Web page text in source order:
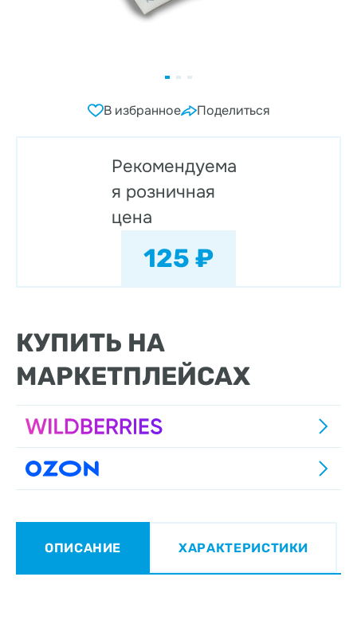
В избранное Поделиться
Рекомендуема
я розничная
цена
125 ₽
КУПИТЬ НА
МАРКЕТПЛЕЙСАХ
ОПИСАНИЕ ХАРАКТЕРИСТИКИ